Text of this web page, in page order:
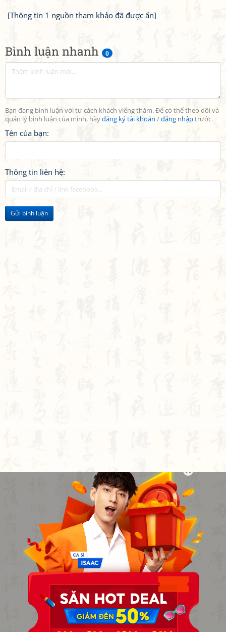
Bình luận nhanh 0
Bạn đang bình luận với tư cách khách viếng thăm. Để có thể theo dõi và
quản lý bình luận của mình, hãyđăng ký tài khoản /đăng nhậptrước.
Tên của bạn:
Thông tin liên hệ:
Gửi bình luận
[Thông tin 1 nguồn tham khảo đã được ẩn]